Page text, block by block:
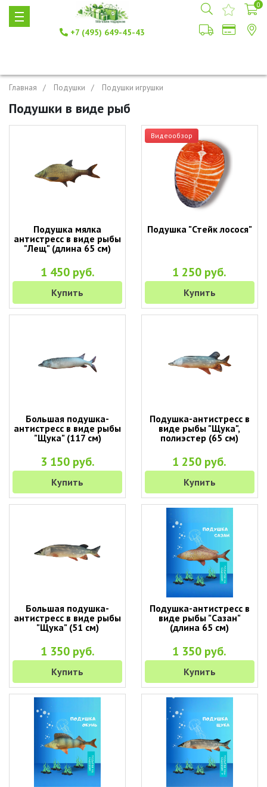
+7 (495) 649-45-43
0
Главная Подушки Подушки игрушки
Подушки в виде рыб
Подушка мялка
антистресс в виде рыбы
"Лещ" (длина 65 см)
1 450 руб.
Купить
Видеообзор
Подушка "Стейк лосося"
1 250 руб.
Купить
Большая подушка-
антистресс в виде рыбы
"Щука" (117 см)
3 150 руб.
Купить
Подушка-антистресс в
виде рыбы "Щука",
полиэстер (65 см)
1 250 руб.
Купить
Большая подушка-
антистресс в виде рыбы
"Щука" (51 см)
1 350 руб.
Купить
Подушка-антистресс в
виде рыбы "Сазан"
(длина 65 см)
1 350 руб.
Купить